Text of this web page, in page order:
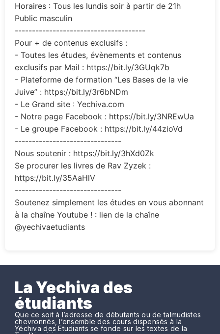
Horaires : Tous les lundis soir à partir de 21h
Public masculin
--------------------------------------
Pour + de contenus exclusifs :
- Toutes les études, évènements et contenus
exclusifs par Mail : https://bit.ly/3GUqk7b
- Plateforme de formation “Les Bases de la vie
Juive” : https://bit.ly/3r6bNDm
- Le Grand site : Yechiva.com
- Notre page Facebook : https://bit.ly/3NREwUa
- Le groupe Facebook : https://bit.ly/44zioVd
-------------------------------
Nous soutenir : https://bit.ly/3hXd0Zk
Se procurer les livres de Rav Zyzek :
https://bit.ly/35AaHlV
-------------------------------
Soutenez simplement les études en vous abonnant
à la chaîne Youtube ! : lien de la chaîne
@yechivaetudiants
La Yechiva des
étudiants
Que ce soit à l’adresse de débutants ou de talmudistes
chevronnés, l’ensemble des cours dispensés à la
Yéchiva des Etudiants se fonde sur les textes de la